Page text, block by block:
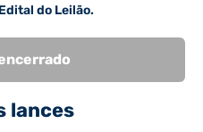
do Leilão.
lances